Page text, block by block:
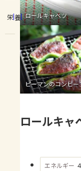
レシピ
トーク
よくある
お買い物
AJINOMOTO
栄養 ロールキャベツ
ピーマンのコンビー
ロールキャ
エネルギー